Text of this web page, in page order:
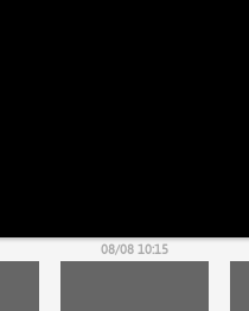
08/08 10:15